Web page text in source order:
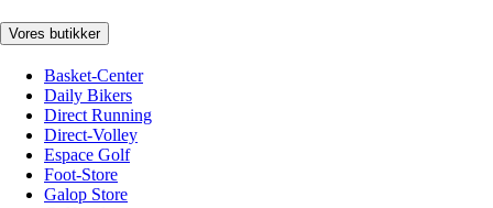
Vores butikker
Basket-Center
Daily Bikers
Direct Running
Direct-Volley
Espace Golf
Foot-Store
Galop Store